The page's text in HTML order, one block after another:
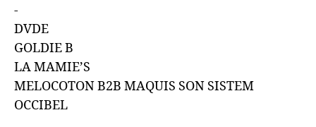
-
DVDE
GOLDIE B
LA MAMIE’S
MELOCOTON B2B MAQUIS SON SISTEM
OCCIBEL